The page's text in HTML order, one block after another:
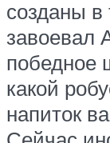
созданы в
завоевал
победное
какой
напиток